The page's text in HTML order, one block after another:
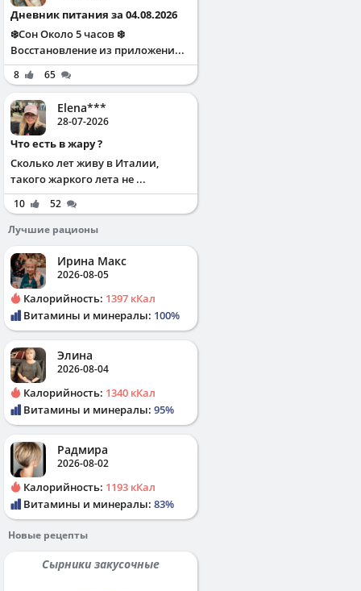
Дневник питания за 04.08.2026
❄️Сон Около 5 часов ❄️
Восстановление из приложени...
8 65
Elena***
28-07-2026
Что есть в жару ?
Сколько лет живу в Италии,
такого жаркого лета не ...
10
52
Лучшие рационы
Ирина Макс
2026-08-05
Калорийность: 1397 кКал
Витамины и минералы: 100%
Элина
2026-08-04
Калорийность: 1340 кКал
Витамины и минералы: 95%
Радмира
2026-08-02
Калорийность: 1193 кКал
Витамины и минералы: 83%
Новые рецепты
Сырники закусочные